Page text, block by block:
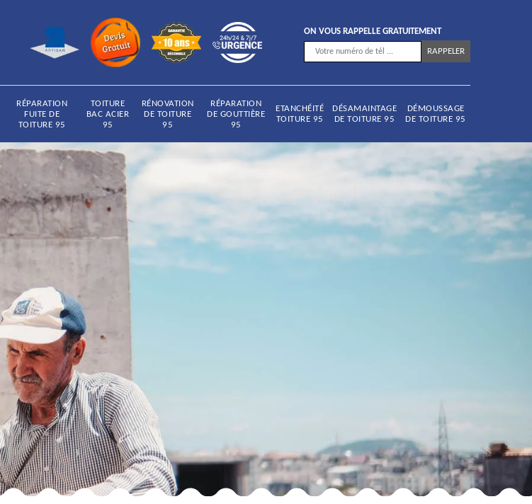
ON VOUS RAPPELLE GRATUITEMENT
RÉPARATION
FUITE DE
TOITURE 95
TOITURE
BAC ACIER
95
RÉNOVATION
DE TOITURE
95
RÉPARATION
DE GOUTTIÈRE
95
ETANCHÉITÉ
TOITURE 95
DÉSAMAINTAGE
DE TOITURE 95
DÉMOUSSAGE
DE TOITURE 95